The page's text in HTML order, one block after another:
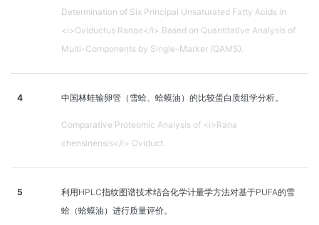
Determination of Six Principal Unsaturated Fatty Acids in
<i>Oviductus Ranae</i> Based on Quantitative Analysis of
Multi-Components by Single-Marker (QAMS).
4 中国林蛙输卵管（雪蛤、蛤蟆油）的比较蛋白质组学分析。
Comparative Proteomic Analysis of <i>Rana
chensinensis</i> Oviduct.
5
利用HPLC指纹图谱技术结合化学计量学方法对基于PUFA的雪
蛤（蛤蟆油）进行质量评价。